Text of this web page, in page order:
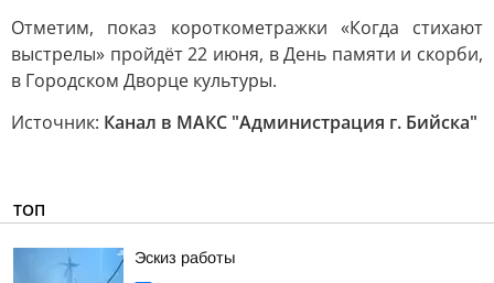
Отметим, показ короткометражки «Когда стихают
выстрелы» пройдёт 22 июня, в День памяти и скорби,
в Городском Дворце культуры.
Источник: Канал в МАКС "Администрация г. Бийска"
ТОП
Эскиз работы